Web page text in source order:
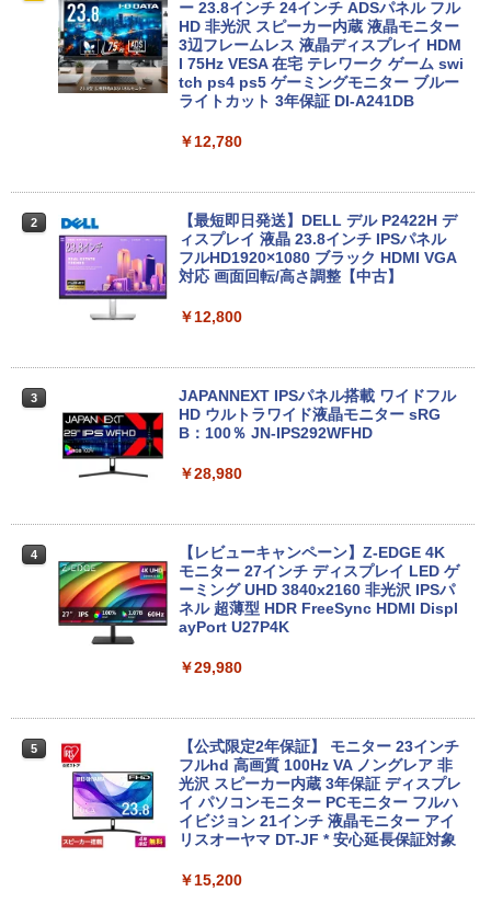
Anker Soundcore P31i ブラック
￥5,990
￥-
【2026年アップグレード版】AOKIMI ワイヤ
セリング 自動ペアリング Type-C充電 マイク
付き 防水 タッチ式音量調整 スポーツ/通勤/通
学/WEB会議(ホワイト)
￥1,964
レスイヤホン Bluetooth 5.4 ノイズキャンセ
リング ANC 36時間再生
￥3,480
BRUCE WAYNE feat. Flo Milli, ATL Jacob
[Explicit]
￥250
￥250
見知らぬ糸
【Amazon.co.jp限定】 い・ろ・は・す 2L P
ET ラベルレス ×8本
￥1,117
￥1,625
【Amazon.co.jp限定】 伊藤園 磨かれて、澄
￥998
ONE PIECE モノクロ版 115 (ジャンプコミッ
クスDIGITAL)
￥594
￥832
HUNTER×HUNTER モノクロ版 39 (ジャンプ
版ビッグガンガンコミックス)
450G9 第12世代 i5 1235U メモリ16GB
NVMe256GB Win11
￥61,800
【中古】Aランク FHD液晶 HP ProBook
￥61,800
コン Vivobook GO 15 E1504FA 15.6型/
￥79,800
ASUS（エイスース） 15.6型ノートパソ
￥98,780
【新品】 DELL デル ノートパソコン Del
0U ( Core i5 同等性能)/ メモリ 16GB/ S
￥99,800
F | Windows11 | デスクトップ | 一年保
証 | 第7世代 | Core i3 7100 3.9GHz | ME
M:8GB | HDD:500GB | DVD-ROM | 無線
LAN:なし | Win11Pro64Bit
￥9,980
第8世代 Core i5 メモリ8GB HDD1TB D
VD-ROMドライブ Lenovo ThinkStatio
n P330 S05K00 Type-C USB3.0 Displa
yport 動作確認済 7日保証 送料無料
￥14,980
3
送料無料 2018年モデル lenovo ThinkCe
nter M720q 単体 Windows11 64bit HD
MI DisplayPort 第9世代 Core i5 メモリ
プパソコン 中古 パソコン【30日保証】4
￥25,800
送料無料 2019年モデル lenovo ThinkCe
ntre M80q 超小型デスク 単体 Windows
8GB 高速SSD256GB 中古デスクトップ
￥27,800
【中古】Lenovo Windows 11 Core i5
第8世代 ★Type-Cケーブル付き！★ SSD
6GB デスクトップPC パソコン AMD Ra
ー 23.8インチ 24インチ ADSパネル フル
HD 非光沢 スピーカー内蔵 液晶モニター
3辺フレームレス 液晶ディスプレイ HDM
I 75Hz VESA 在宅 テレワーク ゲーム swi
tch ps4 ps5 ゲーミングモニター ブルー
ライトカット 3年保証 DI-A241DB
￥12,780
2
【最短即日発送】DELL デル P2422H デ
ィスプレイ 液晶 23.8インチ IPSパネル
フルHD1920×1080 ブラック HDMI VGA
対応 画面回転/高さ調整【中古】
￥12,800
3
JAPANNEXT IPSパネル搭載 ワイドフル
HD ウルトラワイド液晶モニター sRG
B：100％ JN-IPS292WFHD
￥28,980
4
【レビューキャンペーン】Z-EDGE 4K
モニター 27インチ ディスプレイ LED ゲ
ーミング UHD 3840x2160 非光沢 IPSパ
ネル 超薄型 HDR FreeSync HDMI Displ
ayPort U27P4K
￥29,980
5
【公式限定2年保証】 モニター 23インチ
フルhd 高画質 100Hz VA ノングレア 非
光沢 スピーカー内蔵 3年保証 ディスプレ
イ パソコンモニター PCモニター フルハ
イビジョン 21インチ 液晶モニター アイ
リスオーヤマ DT-JF * 安心延長保証対象
￥15,200